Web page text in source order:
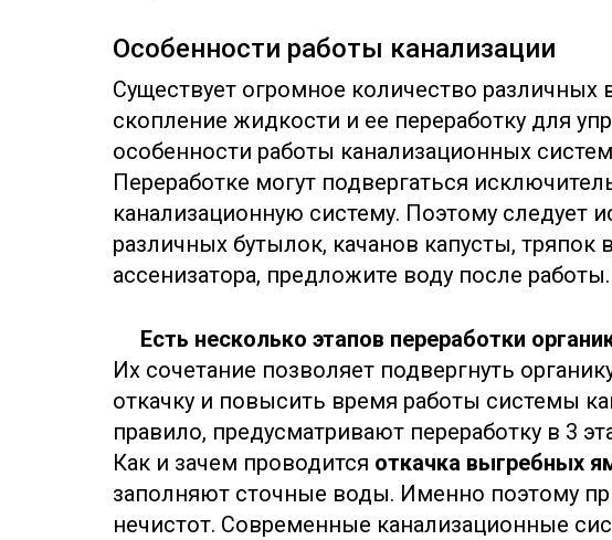
Особенности работы канализации
Существует огромное количество
скопление жидкости и ее переработку для
особенности работы канализационных
Переработке могут подвергаться
канализационную систему. Поэтому следует
различных бутылок, качанов капусты,
ассенизатора, предложите воду после работы.
Есть несколько этапов переработки
Их сочетание позволяет подвергнуть
откачку и повысить время работы системы
правило, предусматривают переработку в 3
Как и зачем проводится откачка выгребных
заполняют сточные воды. Именно поэтому
нечистот. Современные канализационные